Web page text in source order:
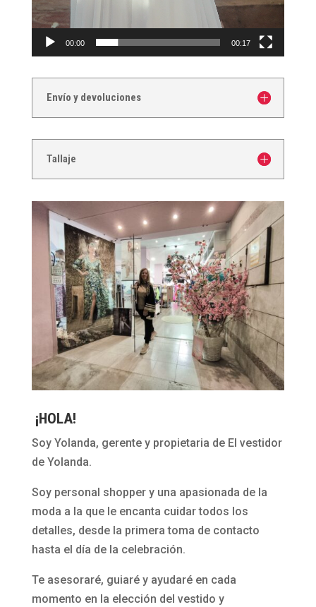
00:00 00:17
Envío y devoluciones
Tallaje
¡HOLA!
Soy Yolanda, gerente y propietaria de El vestidor
de Yolanda.
Soy personal shopper y una apasionada de la
moda a la que le encanta cuidar todos los
detalles, desde la primera toma de contacto
hasta el día de la celebración.
Te asesoraré, guiaré y ayudaré en cada
momento en la elección del vestido y